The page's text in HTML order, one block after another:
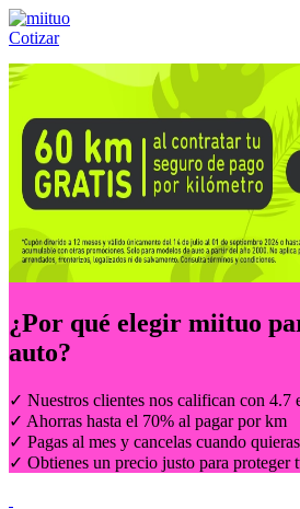
Cotizar
Llámanos al:(55) 84-21-05-00 ó
¿Por qué elegir miituo
auto?
✓ Nuestros clientes nos califican con 4.7
✓ Ahorras hasta el 70% al pagar por km
✓ Pagas al mes y cancelas cuando quieras
✓ Obtienes un precio justo para proteger